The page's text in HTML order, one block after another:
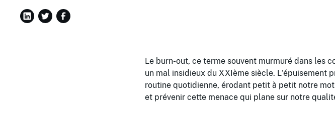
Le burn-out, ce terme souvent murmuré dans les
un mal insidieux du XXIème siècle. L'épuisement
routine quotidienne, érodant petit à petit notre
et prévenir cette menace qui plane sur notre